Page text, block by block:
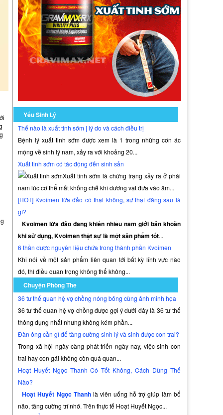
Yếu Sinh Lý
Thế nào là xuất tinh sớm | lý do và cách điều trị
Bệnh lý xuất tinh sớm được xem là 1 trong những cơn ác
mộng về sinh lý nam, xảy ra với khoảng 20...
Xuất tinh sớm có tác động đến sinh sản
Xuất tinh sớm là chứng trạng xảy ra ở phái
nam lúc cơ thể mất khống chế khi dương vật đưa vào âm...
[HOT] Kvoimen lừa đảo có thật không, sự thật đằng sau là
gì?
Kvoimen lừa đảo đang khiến nhiều nam giới băn khoăn
khi sử dụng, Kvoimen thật sự là một sản phẩm tốt...
6 thần dược nguyên liệu chứa trong thành phần Kvoimen
Khi nói về một sản phẩm liên quan tới bất kỳ lĩnh vực nào
đó, thì điều quan trọng không thể không...
Chuyện Phòng The
36 tư thế quan hệ vợ chồng nóng bỏng cùng ảnh minh họa
36 tư thế quan hệ vợ chồng được gợi ý dưới đây là 36 tư thế
thông dụng nhất nhưng không kém phần...
Đàn ông cần gì để tăng cường sinh lý và sinh được con trai?
Trong xã hội ngày càng phát triển ngày nay, việc sinh con
trai hay con gái không còn quá quan...
Hoạt Huyết Ngọc Thanh Có Tốt Không, Cách Dùng Thế
Nào?
Hoạt Huyết Ngọc Thanhlà viên uống hỗ trợ giúp làm bổ
não, tăng cường trí nhớ. Trên thực tế Hoạt Huyết Ngọc...